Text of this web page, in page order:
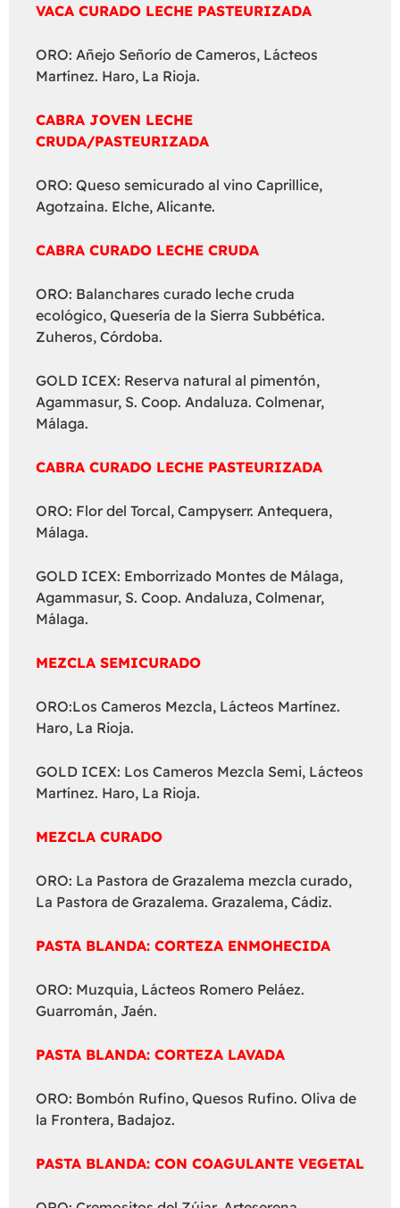
VACA CURADO LECHE PASTEURIZADA
ORO: Añejo Señorío de Cameros, Lácteos
Martínez. Haro, La Rioja.
CABRA JOVEN LECHE
CRUDA/PASTEURIZADA
ORO: Queso semicurado al vino Caprillice,
Agotzaina. Elche, Alicante.
CABRA CURADO LECHE CRUDA
ORO: Balanchares curado leche cruda
ecológico, Quesería de la Sierra Subbética.
Zuheros, Córdoba.
GOLD ICEX: Reserva natural al pimentón,
Agammasur, S. Coop. Andaluza. Colmenar,
Málaga.
CABRA CURADO LECHE PASTEURIZADA
ORO: Flor del Torcal, Campyserr. Antequera,
Málaga.
GOLD ICEX: Emborrizado Montes de Málaga,
Agammasur, S. Coop. Andaluza, Colmenar,
Málaga.
MEZCLA SEMICURADO
ORO:Los Cameros Mezcla, Lácteos Martínez.
Haro, La Rioja.
GOLD ICEX: Los Cameros Mezcla Semi, Lácteos
Martínez. Haro, La Rioja.
MEZCLA CURADO
ORO: La Pastora de Grazalema mezcla curado,
La Pastora de Grazalema. Grazalema, Cádiz.
PASTA BLANDA: CORTEZA ENMOHECIDA
ORO: Muzquia, Lácteos Romero Peláez.
Guarromán, Jaén.
PASTA BLANDA: CORTEZA LAVADA
ORO: Bombón Rufino, Quesos Rufino. Oliva de
la Frontera, Badajoz.
PASTA BLANDA: CON COAGULANTE VEGETAL